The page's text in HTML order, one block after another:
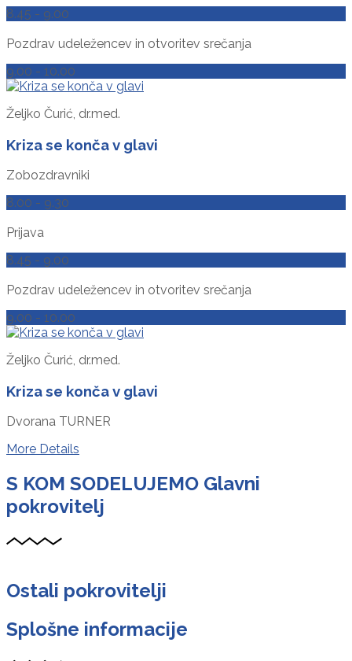
8.45 - 9.00
Pozdrav udeležencev in otvoritev srečanja
9.00 - 10.00
Željko Čurić, dr.med.
Kriza se konča v glavi
Zobozdravniki
8.00 - 9.30
Prijava
8.45 - 9.00
Pozdrav udeležencev in otvoritev srečanja
9.00 - 10.00
Željko Čurić, dr.med.
Kriza se konča v glavi
Dvorana TURNER
More Details
S KOM SODELUJEMO Glavni
pokrovitelj
Ostali pokrovitelji
Splošne informacije